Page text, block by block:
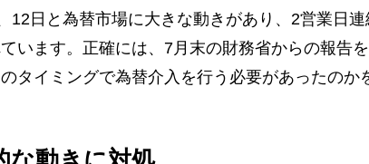
12日と為替市場に大きな動きがあり、2営業日連
います。正確には、7月末の財務省からの報告
タイミングで為替介入を行う必要があったのか